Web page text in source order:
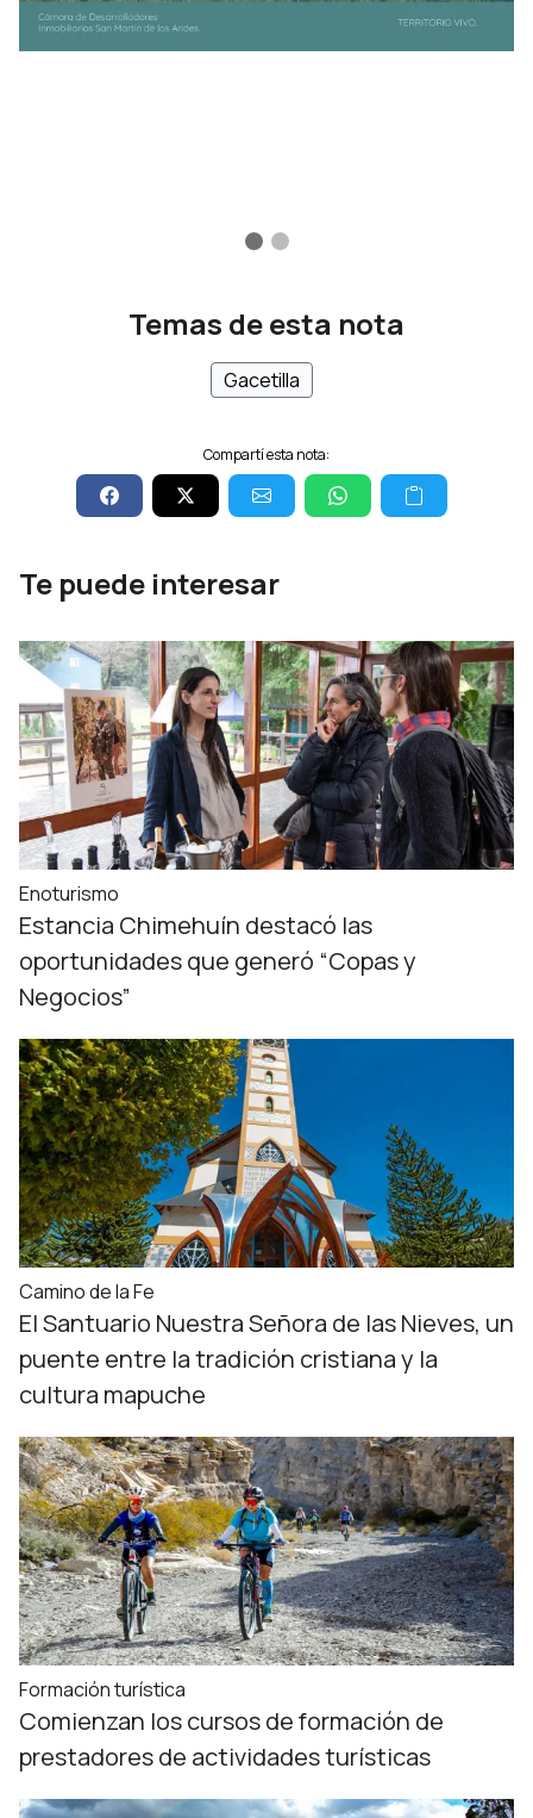
Temas de esta nota
Gacetilla
Compartí esta nota:
Te puede interesar
Enoturismo
Estancia Chimehuín destacó las
oportunidades que generó “Copas y
Negocios”
Camino de la Fe
El Santuario Nuestra Señora de las Nieves, un
puente entre la tradición cristiana y la
cultura mapuche
Formación turística
Comienzan los cursos de formación de
prestadores de actividades turísticas